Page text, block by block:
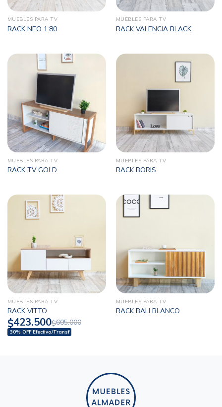
MUEBLES PARA TV
RACK NEO 1.80
MUEBLES PARA TV
RACK VALENCIA BLACK
MUEBLES PARA TV
RACK TV GOLD
MUEBLES PARA TV
RACK BORIS
MUEBLES PARA TV
RACK VITTO
$423.500$605.000
30% OFF Efectivo/Transf
MUEBLES PARA TV
RACK BALI BLANCO